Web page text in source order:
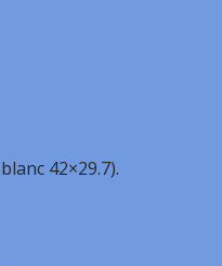
42×29.7).